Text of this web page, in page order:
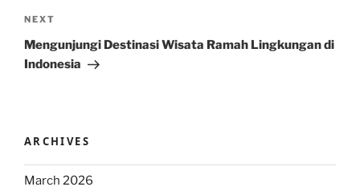
Next
Post
NEXT
Mengunjungi Destinasi Wisata Ramah Lingkungan di
Indonesia
ARCHIVES
March 2026